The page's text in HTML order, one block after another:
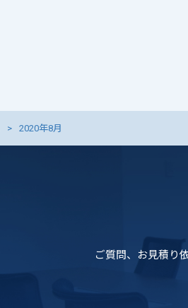
2020年8月
ご質問、お見積り